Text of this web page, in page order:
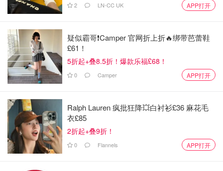
3. 希冯·齐利斯 (Neuralink高管, 合作生育)
3个孩子:
Strider 马斯克 (2021)
Azure 马斯克 (2021)
2 LN-CC UK APP打开
疑似霸哥❗️Camper 官网折上折🔥绑带芭蕾鞋
£61！
5折起+叠8.5折！爆款乐福£68！
0 Camper APP打开
Ralph Lauren 疯批狂降💥白衬衫£36 麻花毛
衣£85
2折起+叠9折！
0 Flannels APP打开